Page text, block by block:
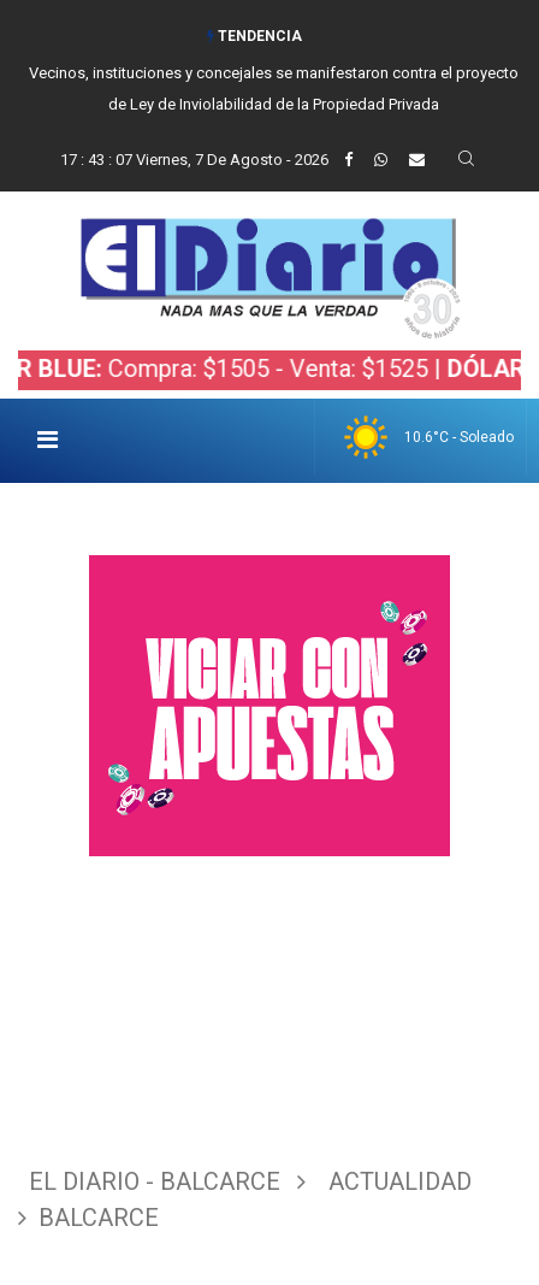
TENDENCIA
Vecinos, instituciones y concejales se manifestaron contra el proyecto
de Ley de Inviolabilidad de la Propiedad Privada
17: 43 : 08 Viernes, 7 De Agosto - 2026
Compra: $1505 - Venta: $1525 | DÓLAR BOLSA:
10.6°C - Soleado
EL DIARIO - BALCARCE
ACTUALIDAD
BALCARCE